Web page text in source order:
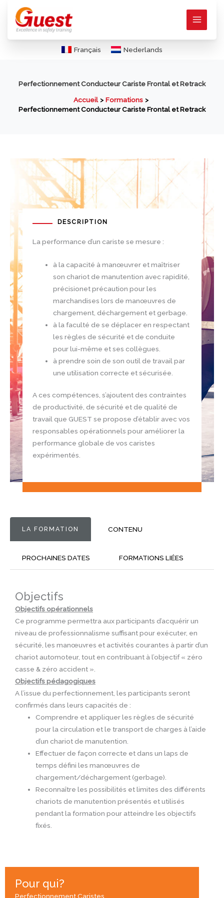
contenu
Français Nederlands
Perfectionnement Conducteur Cariste Frontal et Retrack
Accueil
Formations
Perfectionnement Conducteur Cariste Frontal et Retrack
DESCRIPTION
La performance d’un cariste se mesure :
à la capacité à manœuvrer et maîtriser
son chariot de manutention avec rapidité,
précisionet précaution pour les
marchandises lors de manœuvres de
chargement, déchargement et gerbage.
à la faculté de se déplacer en respectant
les règles de sécurité et de conduite
pour lui-même et ses collègues.
à prendre soin de son outil de travail par
une utilisation correcte et sécurisée.
A ces compétences, s’ajoutent des contraintes
de productivité, de sécurité et de qualité de
travail que GUEST se propose d’établir avec vos
responsables opérationnels pour améliorer la
performance globale de vos caristes
expérimentés.
LA FORMATION CONTENU
PROCHAINES DATES FORMATIONS LIÉES
Objectifs
Objectifs opérationnels
Ce programme permettra aux participants d’acquérir un
niveau de professionnalisme suffisant pour exécuter, en
sécurité, les manœuvres et activités courantes à partir d’un
chariot automoteur, tout en contribuant à l’objectif « zéro
casse & zéro accident ».
Objectifs pédagogiques
A l’issue du perfectionnement, les participants seront
confirmés dans leurs capacités de :
Comprendre et appliquer les règles de sécurité
pour la circulation et le transport de charges à l’aide
d’un chariot de manutention.
Effectuer de façon correcte et dans un laps de
temps défini les manœuvres de
chargement/déchargement (gerbage).
Reconnaître les possibilités et limites des différents
chariots de manutention présentés et utilisés
pendant la formation pour atteindre les objectifs
fixés.
Pour qui?
Perfectionnement Caristes